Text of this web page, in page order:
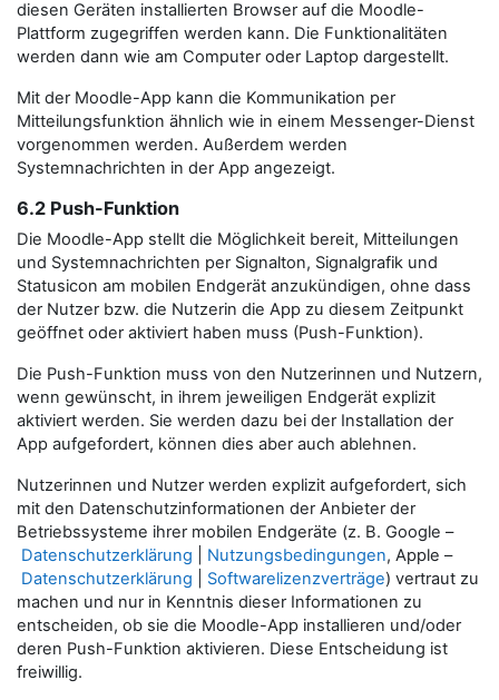
diesen Geräten installierten Browser auf die Moodle-
Plattform zugegriffen werden kann. Die Funktionalitäten
werden dann wie am Computer oder Laptop dargestellt.
Mit der Moodle-App kann die Kommunikation per
Mitteilungsfunktion ähnlich wie in einem Messenger-Dienst
vorgenommen werden. Außerdem werden
Systemnachrichten in der App angezeigt.
6.2 Push-Funktion
Die Moodle-App stellt die Möglichkeit bereit, Mitteilungen
und Systemnachrichten per Signalton, Signalgrafik und
Statusicon am mobilen Endgerät anzukündigen, ohne dass
der Nutzer bzw. die Nutzerin die App zu diesem Zeitpunkt
geöffnet oder aktiviert haben muss (Push-Funktion).
Die Push-Funktion muss von den Nutzerinnen und Nutzern,
wenn gewünscht, in ihrem jeweiligen Endgerät explizit
aktiviert werden. Sie werden dazu bei der Installation der
App aufgefordert, können dies aber auch ablehnen.
Nutzerinnen und Nutzer werden explizit aufgefordert, sich
mit den Datenschutzinformationen der Anbieter der
Betriebssysteme ihrer mobilen Endgeräte (z. B. Google –
Datenschutzerklärung
Nutzungsbedingungen, Apple –
Datenschutzerklärung
Softwarelizenzverträge) vertraut zu
machen und nur in Kenntnis dieser Informationen zu
entscheiden, ob sie die Moodle-App installieren und/oder
deren Push-Funktion aktivieren. Diese Entscheidung ist
freiwillig.